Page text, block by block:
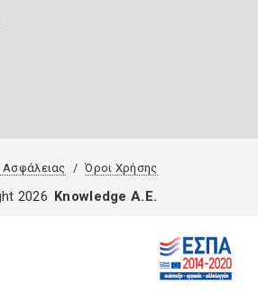
Ασφάλειας Όροι Χρήσης
2026 Knowledge A.E.